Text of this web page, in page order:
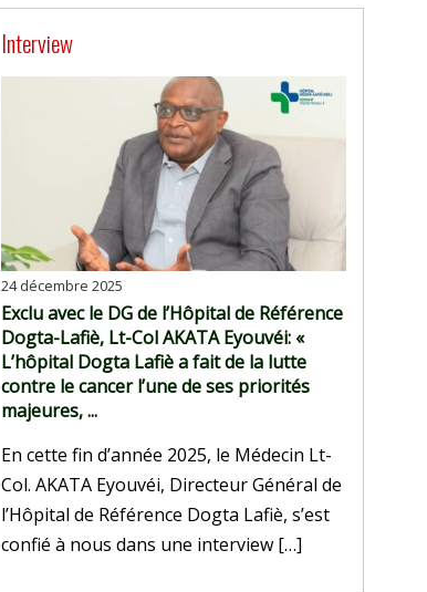
Interview
24 décembre 2025
Exclu avec le DG de l’Hôpital de Référence
Dogta-Lafiè, Lt-Col AKATA Eyouvéi: «
L’hôpital Dogta Lafiè a fait de la lutte
contre le cancer l’une de ses priorités
majeures, ...
En cette fin d’année 2025, le Médecin Lt-
Col. AKATA Eyouvéi, Directeur Général de
l’Hôpital de Référence Dogta Lafiè, s’est
confié à nous dans une interview […]